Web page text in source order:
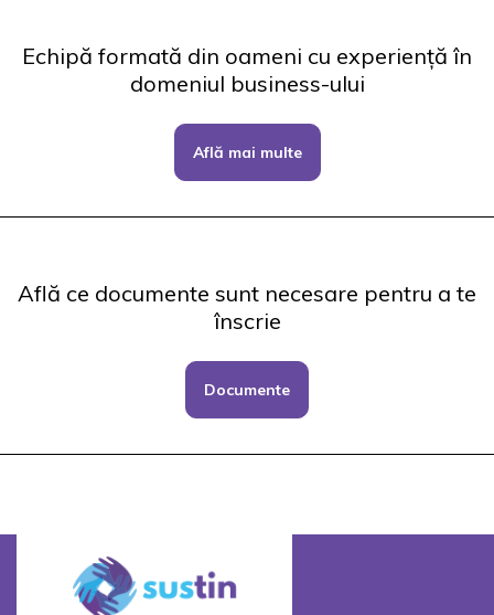
Echipă formată din oameni cu experiență în
domeniul business-ului
Află mai multe
Află ce documente sunt necesare pentru a te
înscrie
Documente